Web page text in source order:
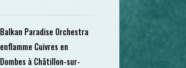
Balkan Paradise Orchestra
enflamme Cuivres en
Dombes à Châtillon-sur-